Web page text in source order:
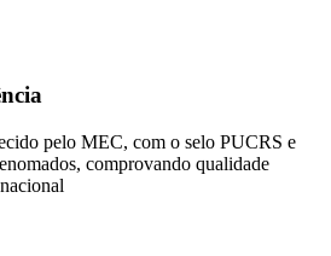
pelo MEC, com o selo PUCRS e
comprovando qualidade